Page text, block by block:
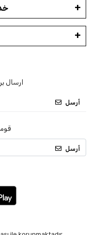
ارسال
أرسل
أرسل